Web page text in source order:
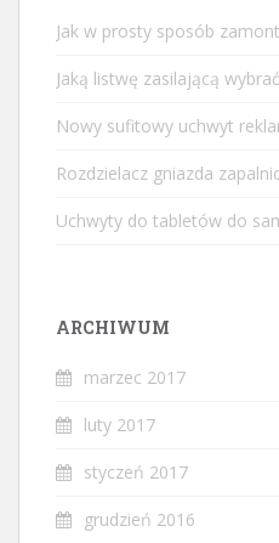
Jak w prosty sposób
Jaką listwę zasilającą
Nowy sufitowy uchwyt
Rozdzielacz gniazda
Uchwyty do tabletów do
ARCHIWUM
marzec 2017
luty 2017
styczeń 2017
grudzień 2016